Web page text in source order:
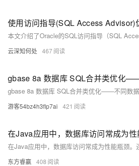
使用访问指导(SQL Access Advisor)
云深知何处 467
游客54bz4h3flp7ai 421
东方睿赢 408